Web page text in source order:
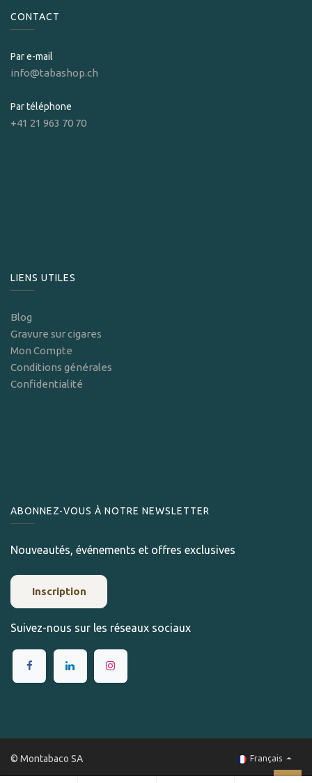
CONTACT
Par e-mail
info@tabashop.ch
Par téléphone
+41 21 963 70 70
LIENS UTILES
Blog
Gravure sur cigares
Mon Compte
Conditions générales
Confidentialité
ABONNEZ-VOUS À NOTRE NEWSLETTER
Nouveautés, événements et offres exclusives
Inscription
Suivez-nous sur les réseaux sociaux
© Montabaco SA Français